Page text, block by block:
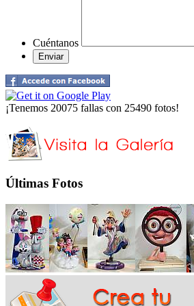
Cuéntanos
¡Tenemos 20075 fallas con 25490 fotos!
Últimas Fotos